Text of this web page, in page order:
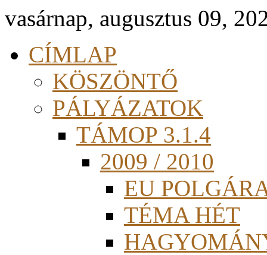
vasárnap, augusztus 09,
CÍMLAP
KÖSZÖNTŐ
PÁLYÁZATOK
TÁMOP 3.1.4
2009 / 2010
EU
TÉMA HÉT